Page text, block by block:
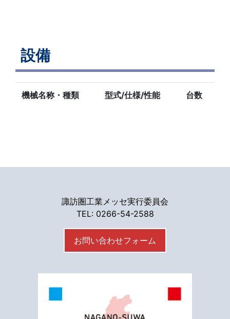
設備
機械名称・種類 型式/仕様/性能 台数
諏訪圏工業メッセ実行委員会
TEL: 0266-54-2588
お問い合わせフォーム